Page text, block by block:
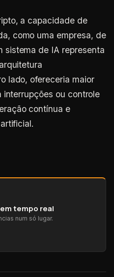
a capacidade de
como uma empresa, de
sistema de IA representa
lado, ofereceria maior
interrupções ou controle
contínua e
tempo real
num só lugar.